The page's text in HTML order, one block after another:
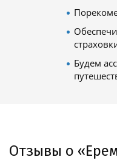
Будем
Отзывы о